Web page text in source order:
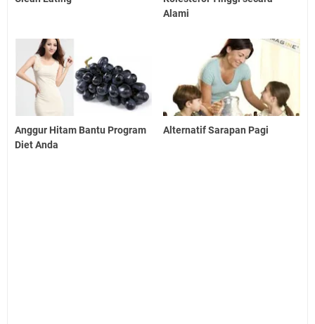
Alami
Anggur Hitam Bantu Program
Diet Anda
Alternatif Sarapan Pagi